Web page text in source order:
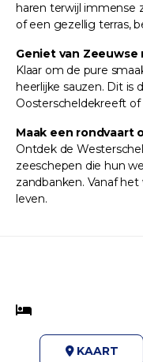
haren terwijl immense
of een gezellig terras,
Geniet van
Klaar om de pure
heerlijke sauzen. Dit is
Oosterscheldekreeft
Maak een rondvaart
Ontdek de
zeeschepen die hun
zandbanken. Vanaf
leven.
KAART